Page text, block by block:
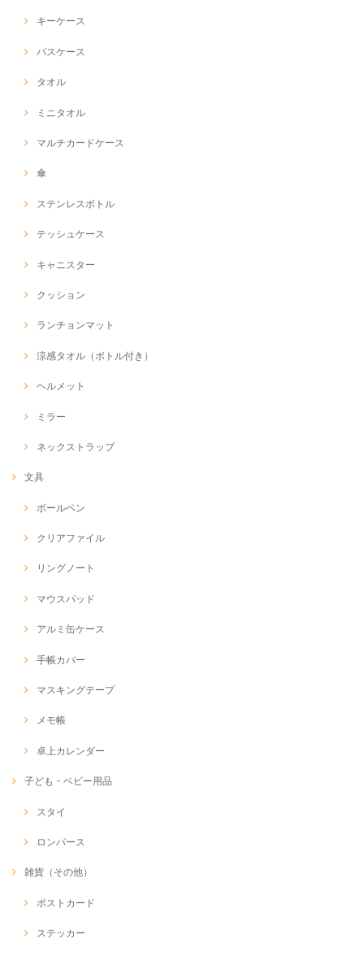
キーケース
パスケース
タオル
ミニタオル
マルチカードケース
傘
ステンレスボトル
テッシュケース
キャニスター
クッション
ランチョンマット
涼感タオル（ボトル付き）
ヘルメット
ミラー
ネックストラップ
文具
ボールペン
クリアファイル
リングノート
マウスパッド
アルミ缶ケース
手帳カバー
マスキングテープ
メモ帳
卓上カレンダー
子ども・ベビー用品
スタイ
ロンパース
雑貨（その他）
ポストカード
ステッカー